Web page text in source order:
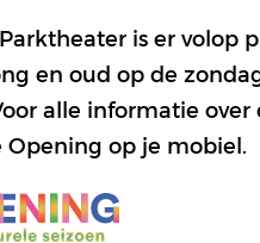
is er volop
en oud op de
alle informatie
Opening op je mobiel.